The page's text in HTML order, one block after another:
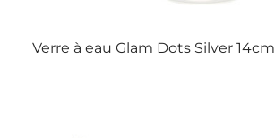
Verre à eau Glam Dots Silver 14cm